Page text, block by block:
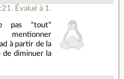
. Évalué à 1 .
pas "tout"
à partir de la
de diminuer la